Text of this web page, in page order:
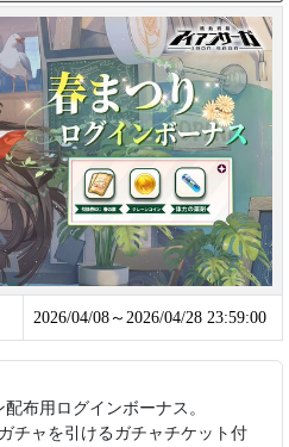
2026/04/08～2026/04/28 23:59:00
布用ログインボーナス。
チャを引けるガチャチケット付